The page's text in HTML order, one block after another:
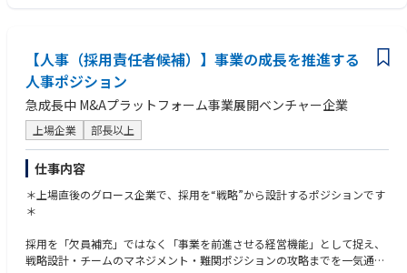
ら、グローバルで新たな成長を実現するための変革を進めています。変化
を恐れず、自ら考え、挑戦し続ける。その姿勢こそが、私たちの成長を支
える原動力です。
【「食」を中心とした世界トップクラスのリテールグループを目指して】
私たちは2030年に向け、「食」を中心とした世界トップクラスのリテール
グループを目指しています。コンビニエンスストア事業を主軸に、日本・
北米を中心としたグローバルな事業基盤を有し、世界中で85,000店舗を超
えるネットワークを展開しています。フレッシュフードの強化やデジタル
技術の活用を通じて、お客様の日常を支える新たな価値の創出に挑戦して
います。
【グローバル経営体制への転換期。変革の中核を担う】
いま当社は、従来の持株会社機能から、グローバルでグループ全体をリー
【人事（採用責任者候補）】事業の成長を推進する
人事ポジション
急成長中 M&Aプラットフォーム事業展開ベンチャー企業
上場企業 部長以上
仕事内容
＊上場直後のグロース企業で、採用を“戦略”から設計するポジションです
＊
採用を「欠員補充」ではなく「事業を前進させる経営機能」として捉え、
戦略設計・チームのマネジメント・難関ポジションの攻略までを一気通貫